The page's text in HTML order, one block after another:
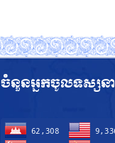
ចំនួនអ្នកចូលទស្សនា